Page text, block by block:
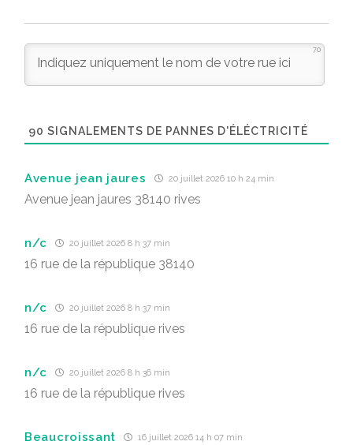
70
90 SIGNALEMENTS DE PANNES D'ÉLÉCTRICITÉ
Avenue jean jaures 20 juillet 2026 10 h 24 min
Avenue jean jaures 38140 rives
n/c 20 juillet 2026 8 h 37 min
16 rue de la république 38140
n/c 20 juillet 2026 8 h 37 min
16 rue de la république rives
n/c 20 juillet 2026 8 h 36 min
16 rue de la république rives
Beaucroissant 16 juillet 2026 14 h 07 min